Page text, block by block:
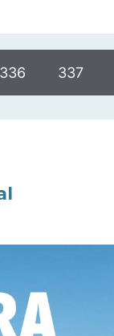
336 337